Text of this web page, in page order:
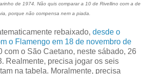
de 1974. Não quis comparar a 10 de Rivellino com a de
porque não compensa nem a piada.
rebaixado, desde o
o Flamengo em 18 de novembro de
com o São Caetano, neste sábado, 26
Realmente, precisa jogar os seis
na tabela. Moralmente, precisa